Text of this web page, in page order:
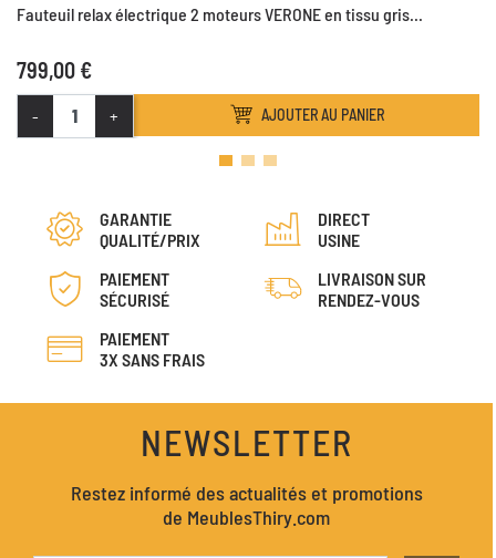
Fauteuil relax électrique 2 moteurs VERONE en tissu gris...
799,00 €
- + AJOUTER AU PANIER
GARANTIE
QUALITÉ/PRIX
DIRECT
USINE
PAIEMENT
SÉCURISÉ
LIVRAISON SUR
RENDEZ-VOUS
PAIEMENT
3X SANS FRAIS
NEWSLETTER
Restez informé des actualités et promotions
de MeublesThiry.com